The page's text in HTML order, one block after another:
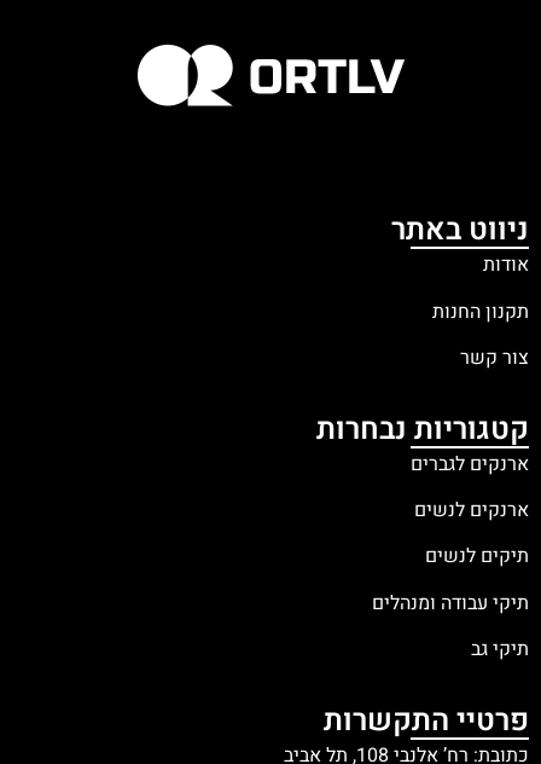
ניווט באתר
אודות
תקנון החנות
צור קשר
קטגוריות נבחרות
ארנקים לגברים
ארנקים לנשים
תיקים לנשים
תיקי עבודה ומנהלים
תיקי גב
פרטיי התקשרות
כתובת: רח’ אלנבי 108, תל אביב